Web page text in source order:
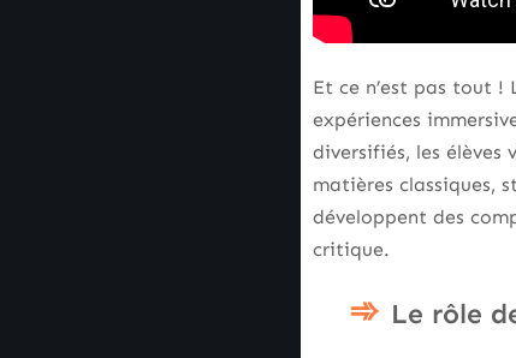
Et ce n’est pas tout !
expériences
diversifiés, les élèves
matières classiques,
développent des
critique.
Le rôle